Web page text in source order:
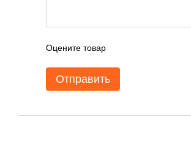
Оцените товар
Отправить